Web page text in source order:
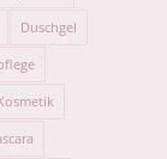
Duschgel